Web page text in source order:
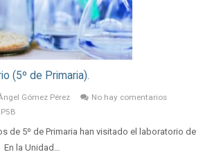
(5º de Primaria).
Gómez Pérez
No hay comentarios
5º de Primaria han visitado el laboratorio de
la Unidad…